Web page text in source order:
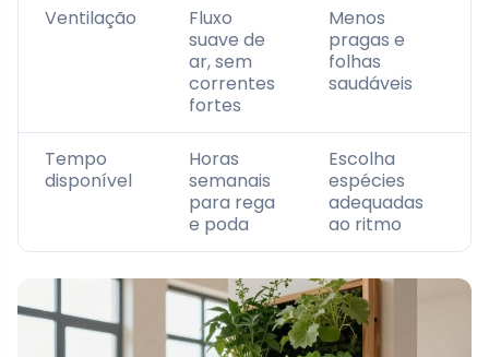
Ventilação
Fluxo
suave de
ar, sem
correntes
fortes
Menos
pragas e
folhas
saudáveis
Tempo
disponível
Horas
semanais
para rega
e poda
Escolha
espécies
adequadas
ao ritmo